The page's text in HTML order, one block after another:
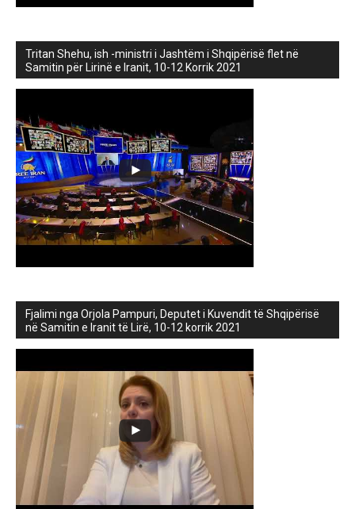
Tritan Shehu, ish -ministri i Jashtëm i Shqipërisë flet në
Samitin për Lirinë e Iranit, 10-12 Korrik 2021
Fjalimi nga Orjola Pampuri, Deputet i Kuvendit të Shqipërisë
në Samitin e Iranit të Lirë, 10-12 korrik 2021